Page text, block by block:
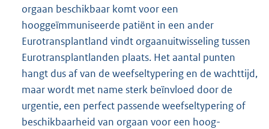
orgaan beschikbaar komt voor een
hooggeïmmuniseerde patiënt in een ander
Eurotransplantland vindt orgaanuitwisseling tussen
Eurotransplantlanden plaats. Het aantal punten
hangt dus af van de weefseltypering en de wachttijd,
maar wordt met name sterk beïnvloed door de
urgentie, een perfect passende weefseltypering of
beschikbaarheid van orgaan voor een hoog-